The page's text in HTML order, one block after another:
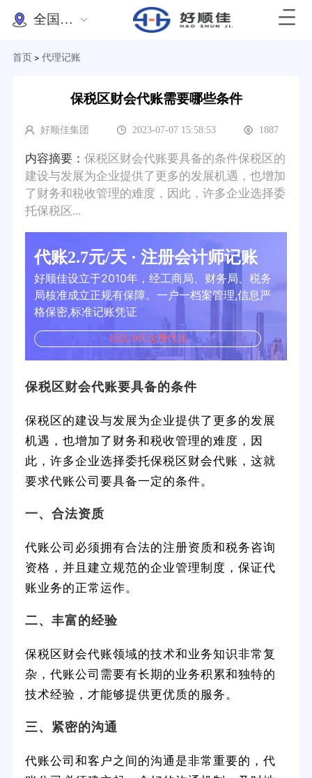
全国办理
首页 > 代理记账
保税区财会代账需要哪些条件
好顺佳集团 2023-07-07 15:58:53 1887
内容摘要： 保税区财会代账要具备的条件保税区的
建设与发展为企业提供了更多的发展机遇，也增加
了财务和税收管理的难度，因此，许多企业选择委
托保税区...
代账2.7元/天 · 注册会计师记账
好顺佳设立于2010年，经工商局、财务局、税务
局核准成立正规有保障。一户一档案管理,信息严
格保密,标准记账凭证
领取30天免费代账
保税区财会代账要具备的条件
保税区的建设与发展为企业提供了更多的发展
机遇，也增加了财务和税收管理的难度，因
此，许多企业选择委托保税区财会代账，这就
要求代账公司要具备一定的条件。
一、合法资质
代账公司必须拥有合法的注册资质和税务咨询
资格，并且建立规范的企业管理制度，保证代
账业务的正常运作。
二、丰富的经验
保税区财会代账领域的技术和业务知识非常复
杂，代账公司需要有长期的业务积累和独特的
技术经验，才能够提供更优质的服务。
三、紧密的沟通
代账公司和客户之间的沟通是非常重要的，代